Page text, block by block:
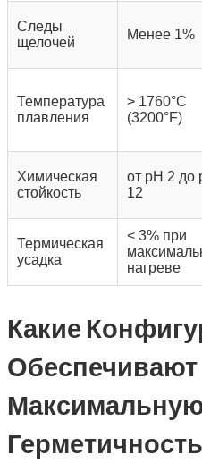
Следы
щелочей
Менее 1%
Температура
плавления
> 1760°C
(3200°F)
Химическая
стойкость
от pH 2 до
12
Термическая
усадка
< 3% при
нагреве
Какие
Обеспечивают
Герметичность